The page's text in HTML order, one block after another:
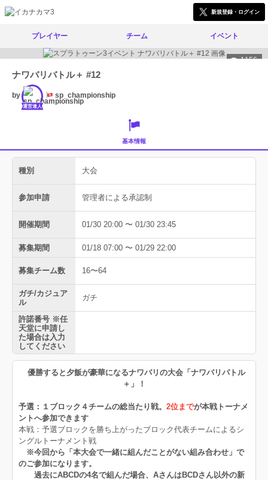
新規登録・ログイン
プレイヤー チーム イベント
1156
ナワバリバトル＋ #12
by
運営達人
sp_championship
基本情報
種別 大会
参加申請 管理者による承認制
開催期間 01/30 20:00 〜 01/30 23:45
募集期間 01/18 07:00 〜 01/29 22:00
募集チーム数 16〜64
ガチ/カジュア
ル
ガチ
許諾番号 ※任
天堂に申請し
た場合は入力
してください
優勝すると夕飯が豪華になるナワバリの大会「ナワバリバトル
＋」！
予選：１ブロック４チームの総当たり戦。 2位までが本戦トーナメ
ントへ参加できます
本戦：予選ブロックを勝ち上がったブロック代表チームによるシ
ングルトーナメント戦
※今回から「本大会で一緒に組んだことがない組み合わせ」で
のご参加になります。
過去にABCDの4名で組んだ場合、AさんはBCDさん以外の新